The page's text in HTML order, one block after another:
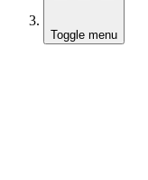
Toggle menu